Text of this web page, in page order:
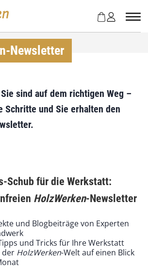
Newsletter
sind auf dem richtigen Weg –
Schritte und Sie erhalten den
Schub für die Werkstatt:
HolzWerken-Newsletter
und Blogbeiträge von Experten
und Tricks für Ihre Werkstatt
der HolzWerken-Welt auf einen Blick